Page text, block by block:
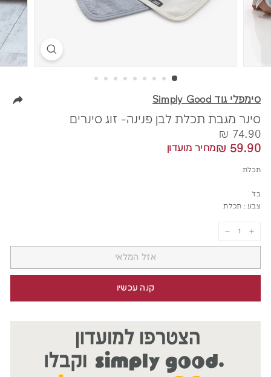
סימפלי גוד Simply Good
סינר מגבת תכלת לבן פנינה- זוג סינרים
מחיר
74.90 ₪
₪
59.90 ₪
59.90
מחיר מועדון
תכלת
בז'
צבע : תכלת
אזל המלאי
קנה עכשיו